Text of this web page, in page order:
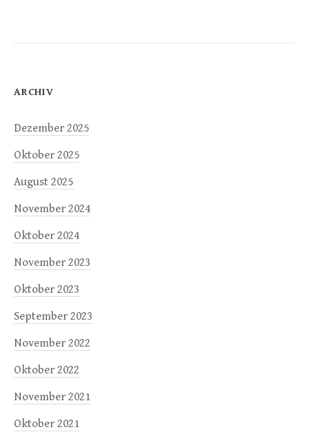
ARCHIV
Dezember 2025
Oktober 2025
August 2025
November 2024
Oktober 2024
November 2023
Oktober 2023
September 2023
November 2022
Oktober 2022
November 2021
Oktober 2021